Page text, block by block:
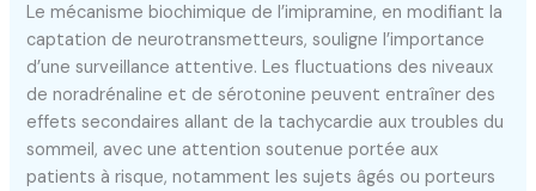
Le mécanisme biochimique de l’imipramine, en modifiant la
captation de neurotransmetteurs, souligne l’importance
d’une surveillance attentive. Les fluctuations des niveaux
de noradrénaline et de sérotonine peuvent entraîner des
effets secondaires allant de la tachycardie aux troubles du
sommeil, avec une attention soutenue portée aux
patients à risque, notamment les sujets âgés ou porteurs